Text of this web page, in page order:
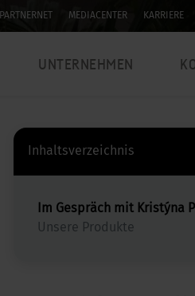
PARTNERNET MEDIACENTER KARRIERE
UNTERNEHMEN
Inhaltsverzeichnis
Im Gespräch mit Kristýna
Unsere Produkte